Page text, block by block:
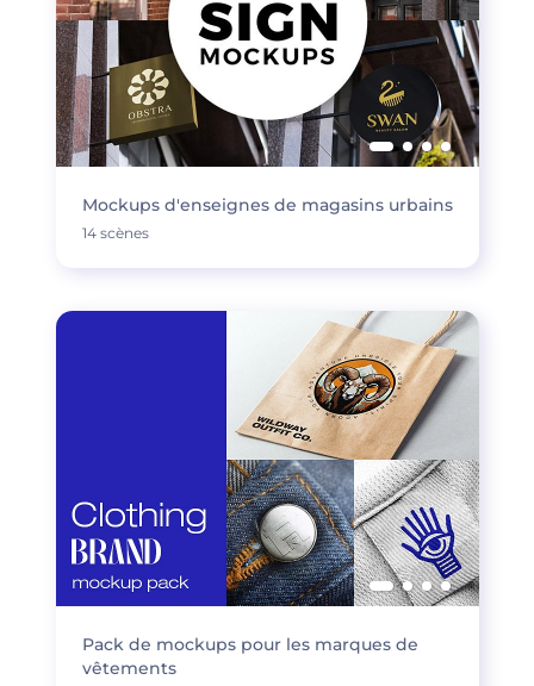
Mockups d'enseignes de magasins urbains
14 scènes
Pack de mockups pour les marques de
vêtements